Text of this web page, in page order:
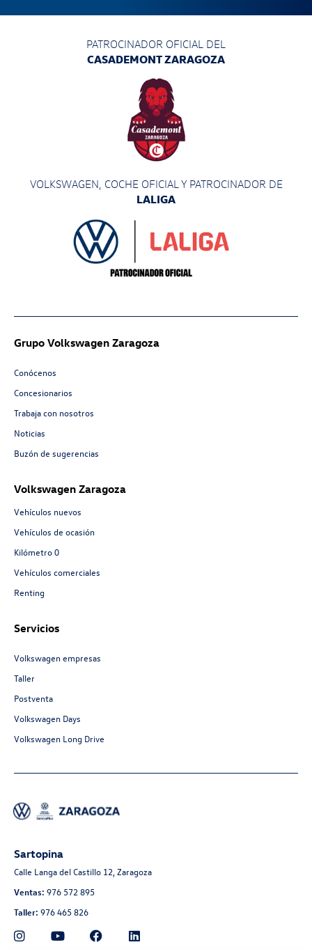
PATROCINADOR OFICIAL DEL
CASADEMONT ZARAGOZA
VOLKSWAGEN, COCHE OFICIAL Y PATROCINADOR DE
LALIGA
Grupo Volkswagen Zaragoza
Conócenos
Concesionarios
Trabaja con nosotros
Noticias
Buzón de sugerencias
Volkswagen Zaragoza
Vehículos nuevos
Vehículos de ocasión
Kilómetro 0
Vehículos comerciales
Renting
Servicios
Volkswagen empresas
Taller
Postventa
Volkswagen Days
Volkswagen Long Drive
Sartopina
Calle Langa del Castillo 12, Zaragoza
Ventas: 976 572 895
Taller: 976 465 826